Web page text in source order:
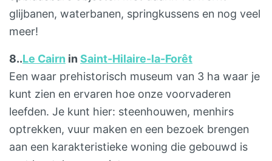
glijbanen, waterbanen, springkussens en nog veel
meer!
8..Le Cairn in Saint-Hilaire-la-Forêt
Een waar prehistorisch museum van 3 ha waar je
kunt zien en ervaren hoe onze voorvaderen
leefden. Je kunt hier: steenhouwen, menhirs
optrekken, vuur maken en een bezoek brengen
aan een karakteristieke woning die gebouwd is